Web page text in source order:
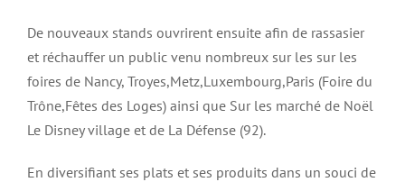
De nouveaux stands ouvrirent ensuite afin de rassasier
et réchauffer un public venu nombreux sur les sur les
foires de Nancy, Troyes,Metz,Luxembourg,Paris (Foire du
Trône,Fêtes des Loges) ainsi que Sur les marché de Noël
Le Disney village et de La Défense (92).
En diversifiant ses plats et ses produits dans un souci de